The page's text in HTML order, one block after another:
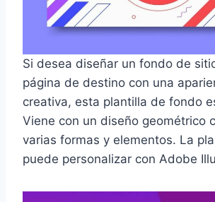
Si desea diseñar un fondo de
página de destino con una
creativa, esta plantilla de fondo
Viene con un diseño geométrico
varias formas y elementos. La
puede personalizar con Adobe